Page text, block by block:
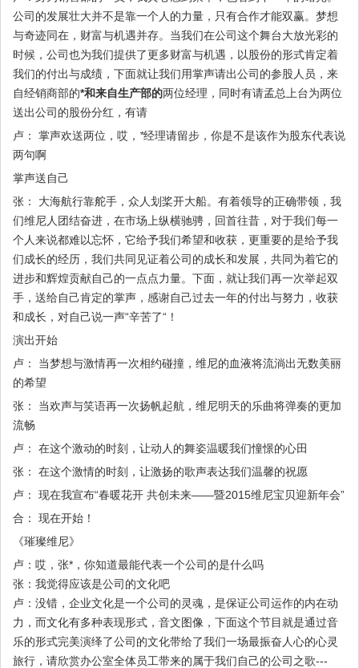
公司的发展壮大并不是靠一个人的力量，只有合作才能双赢。梦想
与奇迹同在，财富与机遇并存。当我们在公司这个舞台大放光彩的
时候，公司也为我们提供了更多财富与机遇，以股份的形式肯定着
我们的付出与成绩，下面就让我们用掌声请出公司的参股人员，来
自经销商部的*和来自生产部的两位经理，同时有请孟总上台为两位
送出公司的股份分红，有请
卢： 掌声欢送两位，哎， *经理请留步，你是不是该作为股东代表说
两句啊
掌声送自己
张： 大海航行靠舵手，众人划桨开大船。有着领导的正确带领，我
们维尼人团结奋进，在市场上纵横驰骋，回首往昔，对于我们每一
个人来说都难以忘怀，它给予我们希望和收获，更重要的是给予我
们成长的经历，我们共同见证着公司的成长和发展，共同为着它的
进步和辉煌贡献自己的一点点力量。下面，就让我们再一次举起双
手，送给自己肯定的掌声，感谢自己过去一年的付出与努力，收获
和成长，对自己说一声“辛苦了“！
演出开始
卢： 当梦想与激情再一次相约碰撞，维尼的血液将流淌出无数美丽
的希望
张： 当欢声与笑语再一次扬帆起航，维尼明天的乐曲将弹奏的更加
流畅
卢： 在这个激动的时刻，让动人的舞姿温暖我们憧憬的心田
张： 在这个激情的时刻，让激扬的歌声表达我们温馨的祝愿
卢： 现在我宣布“春暖花开 共创未来——暨2015维尼宝贝迎新年会”
合： 现在开始！
《璀璨维尼》
卢：哎，张*，你知道最能代表一个公司的是什么吗
张：我觉得应该是公司的文化吧
卢：没错，企业文化是一个公司的灵魂，是保证公司运作的内在动
力，而文化有多种表现形式，音文图像，下面这个节目就是通过音
乐的形式完美演绎了公司的文化带给了我们一场最振奋人心的心灵
旅行，请欣赏办公室全体员工带来的属于我们自己的公司之歌---